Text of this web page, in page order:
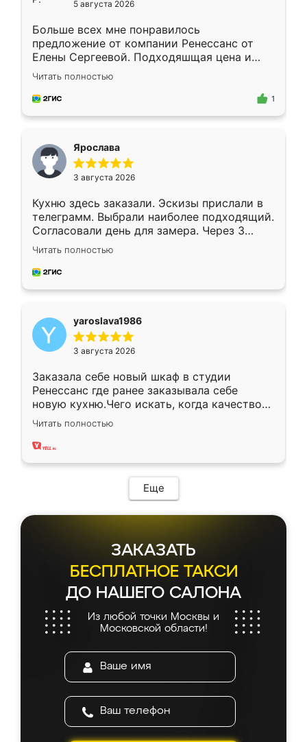
5 августа 2026
Больше всех мне понравилось
предложение от компании Ренессанс от
Елены Сергеевой. Подходяшщая цена и
короткие сроки изготовления. Приехавший
для замера сотрудник Владислав
предложил по моему эскизу самый
Читать полностью
1
Ярослава
3 августа 2026
Кухню здесь заказали. Эскизы прислали в
телеграмм. Выбрали наиболее подходящий.
Согласовали день для замера. Через 3
недели кухня была уже готова. Остались
довольны работой. Спасибо Ренессанс
мебель за качественную работу!
Читать полностью
yaroslava1986
3 августа 2026
Заказала себе новый шкаф в студии
Ренессанс где ранее заказывала себе
новую кухню.Чего искать, когда качеством
вполне довольна. Служит кухня уже почти
два года, нареканий нет.
Читать полностью
Еще
ЗАКАЗАТЬ
БЕСПЛАТНОЕ ТАКСИ
ДО НАШЕГО САЛОНА
Из любой точки Москвы и
Московской области!